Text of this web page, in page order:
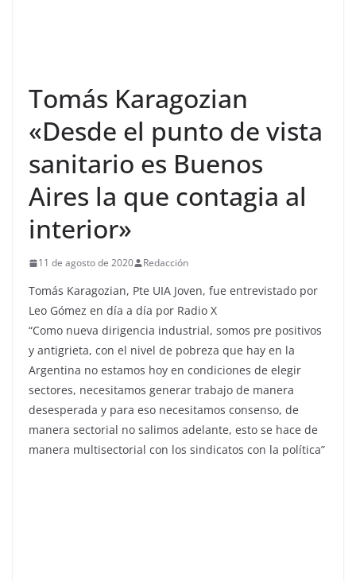
Tomás Karagozian
«Desde el punto de vista
sanitario es Buenos
Aires la que contagia al
interior»
11 de agosto de 2020 Redacción
Tomás Karagozian, Pte UIA Joven, fue entrevistado por
Leo Gómez en día a día por Radio X
“Como nueva dirigencia industrial, somos pre positivos
y antigrieta, con el nivel de pobreza que hay en la
Argentina no estamos hoy en condiciones de elegir
sectores, necesitamos generar trabajo de manera
desesperada y para eso necesitamos consenso, de
manera sectorial no salimos adelante, esto se hace de
manera multisectorial con los sindicatos con la política”